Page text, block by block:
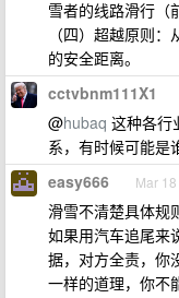
雪者的线路滑行（
（四）超越原则
的安全距离。
cctvbnm111X1
@hubaq 这种各行
系，有时候可能是
easy666 Mar 18
滑雪不清楚具体规
如果用汽车追尾来
据，对方全责，你
一样的道理，你不